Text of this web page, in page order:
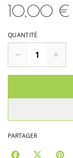
10,00 €
QUANTITÉ
PARTAGER